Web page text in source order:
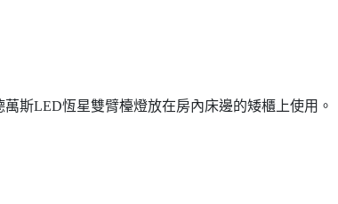
斯LED恆星雙臂檯燈放在房內床邊的矮櫃上使用。